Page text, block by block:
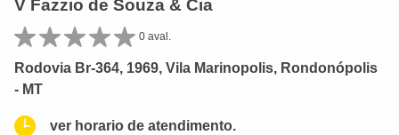
V Fazzio de Souza & Cia
0 aval.
Rodovia Br-364, 1969, Vila Marinopolis, Rondonópolis
- MT
ver horario de atendimento.